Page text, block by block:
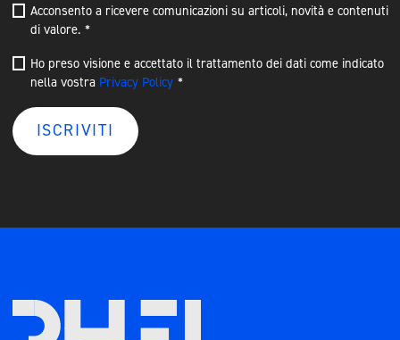
Acconsento a ricevere comunicazioni su articoli, novità e contenuti
di valore. *
Ho preso visione e accettato il trattamento dei dati come indicato
nella vostra Privacy Policy *